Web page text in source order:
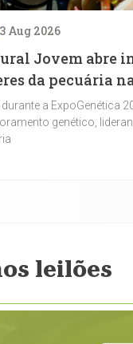
Aug 2026
Jovem abre
da pecuária
durante a ExpoGenética
genético,
leilões